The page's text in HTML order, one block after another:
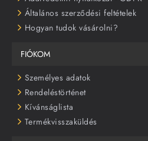
Általános szerződési feltételek
Hogyan tudok vásárolni?
FIÓKOM
Személyes adatok
Rendeléstörténet
Kívánságlista
Termékvisszaküldés